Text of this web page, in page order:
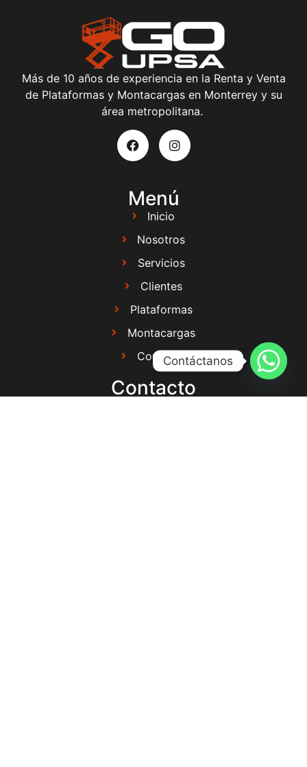
Más de 10 años de experiencia en la Renta y Venta
de Plataformas y Montacargas en Monterrey y su
área metropolitana.
Menú
Inicio
Nosotros
Servicios
Clientes
Plataformas
Montacargas
Contacto
Contacto
Contáctanos